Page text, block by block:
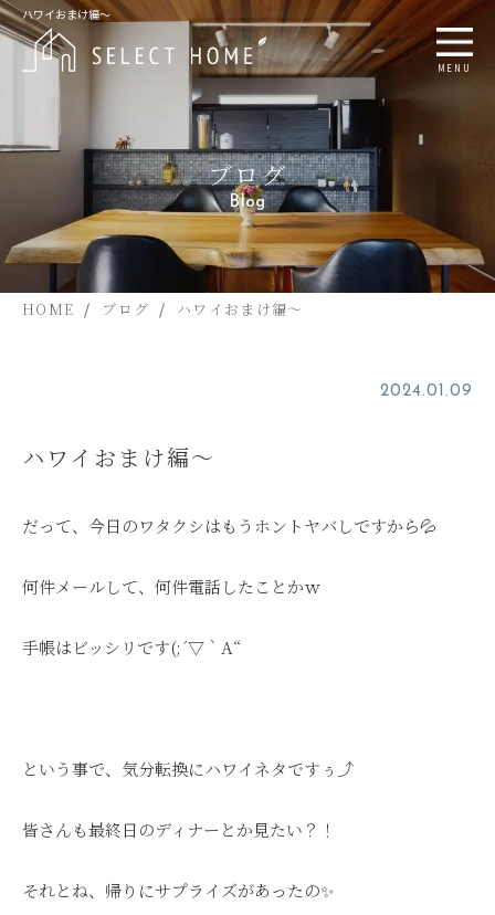
ハワイおまけ編～
MENU
ブログ
Blog
HOME ブログ ハワイおまけ編～
2024.01.09
ハワイおまけ編～
だって、今日のワタクシはもうホントヤバしですから💦
何件メールして、何件電話したことかｗ
手帳はビッシリです(;´▽｀A“
という事で、気分転換にハワイネタですぅ⤴
皆さんも最終日のディナーとか見たい？！
それとね、帰りにサプライズがあったの✨